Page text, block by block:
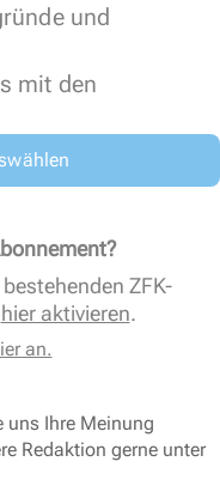
und
mit den
ZFK-
hier aktivieren.
an.
uns Ihre Meinung
Redaktion gerne unter